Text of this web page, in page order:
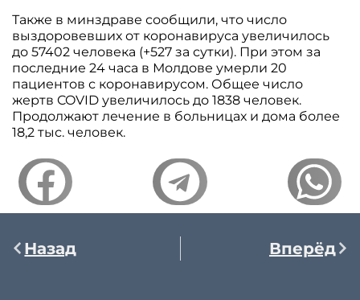
Также в минздраве сообщили, что число
выздоровевших от коронавируса увеличилось
до 57402 человека (+527 за сутки). При этом за
последние 24 часа в Молдове умерли 20
пациентов с коронавирусом. Общее число
жертв COVID увеличилось до 1838 человек.
Продолжают лечение в больницах и дома более
18,2 тыс. человек.
Назад Вперёд